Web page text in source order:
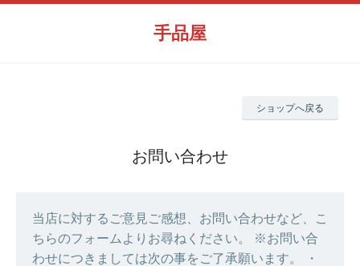
手品屋
ショップへ戻る
お問い合わせ
当店に対するご意見ご感想、お問い合わせなど、こ
ちらのフォームよりお尋ねください。 ※お問い合
わせにつきましては次の事をご了承願います。 ・